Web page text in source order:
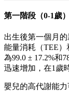
第一階段（0-1歲）
出生後第一個月
能量消耗（TEE）
為99.0 ± 17.2%和
迅速增加，在1歲
嬰兒的高代謝能